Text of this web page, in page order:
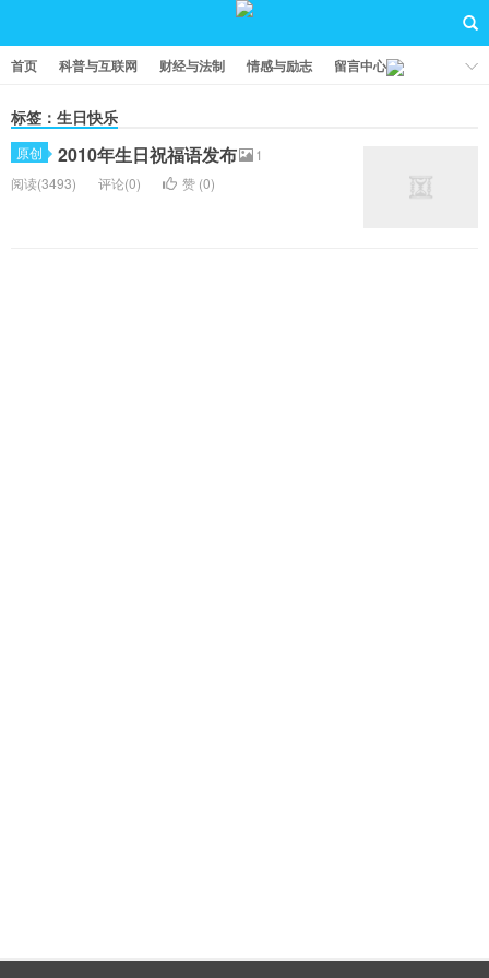
首页 科普与互联网 财经与法制 情感与励志 留言中心
标签：生日快乐
原创 2010年生日祝福语发布
1
阅读(3493)
评论(0) 赞 (0)